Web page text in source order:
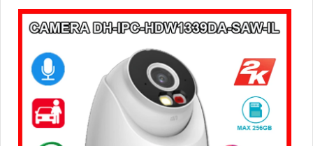
ngôi nhà hoặc văn phòng của bạn